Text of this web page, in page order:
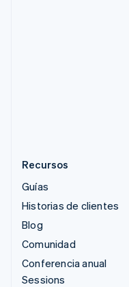
Recursos
Guías
Historias de clientes
Blog
Comunidad
Conferencia anual
Sessions